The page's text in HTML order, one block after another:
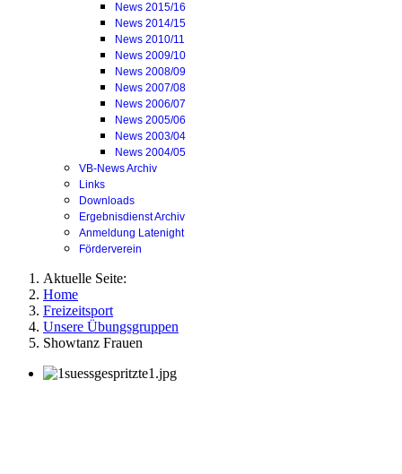
News 2015/16
News 2014/15
News 2010/11
News 2009/10
News 2008/09
News 2007/08
News 2006/07
News 2005/06
News 2003/04
News 2004/05
VB-News Archiv
Links
Downloads
Ergebnisdienst Archiv
Anmeldung Latenight
Förderverein
Aktuelle Seite:
Home
Freizeitsport
Unsere Übungsgruppen
Showtanz Frauen